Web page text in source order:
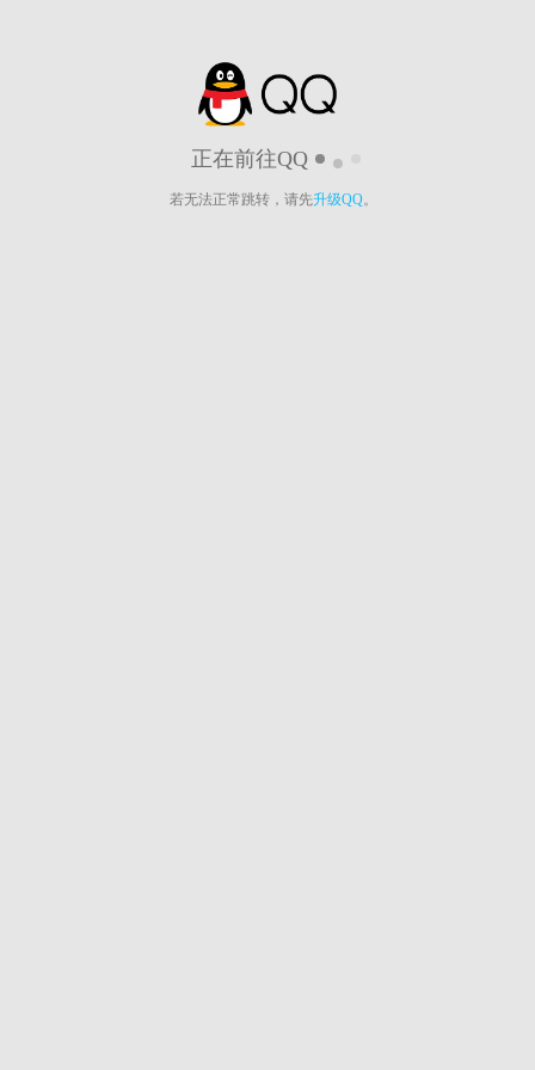
正在前往QQ
若无法正常跳转，请先升级QQ。